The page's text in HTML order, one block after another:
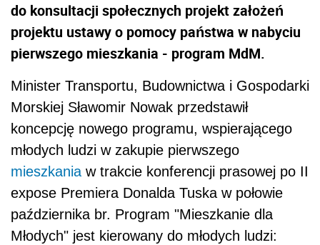
do konsultacji społecznych projekt założeń
projektu ustawy o pomocy państwa w nabyciu
pierwszego mieszkania - program MdM.
Minister Transportu, Budownictwa i Gospodarki
Morskiej Sławomir Nowak przedstawił
koncepcję nowego programu, wspierającego
młodych ludzi w zakupie pierwszego
mieszkania w trakcie konferencji prasowej po II
expose Premiera Donalda Tuska w połowie
października br. Program "Mieszkanie dla
Młodych" jest kierowany do młodych ludzi: